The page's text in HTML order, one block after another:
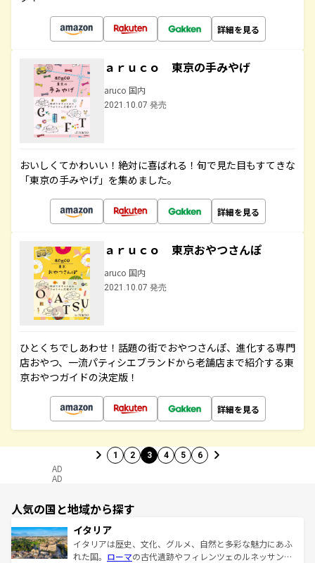
詳細を見る
ａｒｕｃｏ 東京の手みやげ
aruco 国内
2021.10.07 発売
おいしくてかわいい！絶対に喜ばれる！旬で見た目もすてきな
「東京の手みやげ」を集めました。
詳細を見る
ａｒｕｃｏ 東京おやつさんぽ
aruco 国内
2021.10.07 発売
ひとくちでしあわせ！話題の街でおやつさんぽ、進化する専門
店おやつ、一流パティシエブランドから老舗店まで紹介する東
京おやつガイドの決定版！
詳細を見る
1 2 3 4 5 6
AD
AD
人気の国と地域から探す
イタリア
イタリアは歴史、文化、グルメ、自然と多彩な魅力にあふ
れた国。 ローマの古代遺跡やフィレンツェのルネッサンス